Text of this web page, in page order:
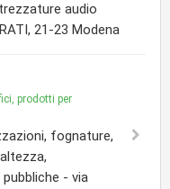
audio
21-23 Modena
prodotti per
fognature,
- via